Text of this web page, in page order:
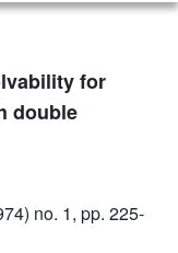
for
double
no. 1, pp. 225-